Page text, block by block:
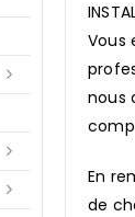
Vous
nous
En
de